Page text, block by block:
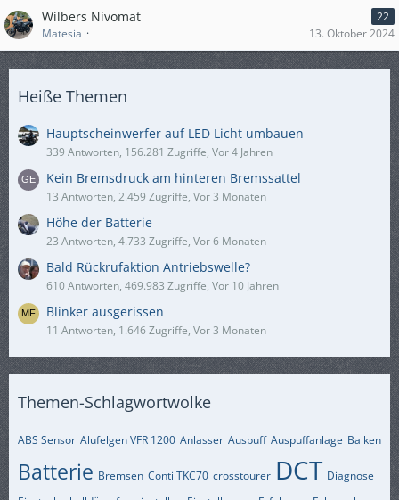
Wilbers Nivomat
22
Matesia
13. Oktober 2024
Heiße Themen
Hauptscheinwerfer auf LED Licht umbauen
339 Antworten, 156.281 Zugriffe, Vor 4 Jahren
Kein Bremsdruck am hinteren Bremssattel
13 Antworten, 2.459 Zugriffe, Vor 3 Monaten
Höhe der Batterie
23 Antworten, 4.733 Zugriffe, Vor 6 Monaten
Bald Rückrufaktion Antriebswelle?
610 Antworten, 469.983 Zugriffe, Vor 10 Jahren
Blinker ausgerissen
11 Antworten, 1.646 Zugriffe, Vor 3 Monaten
Themen-Schlagwortwolke
ABS Sensor Alufelgen VFR 1200 Anlasser Auspuff Auspuffanlage Balken
Batterie Bremsen Conti TKC70 crosstourer DCT Diagnose